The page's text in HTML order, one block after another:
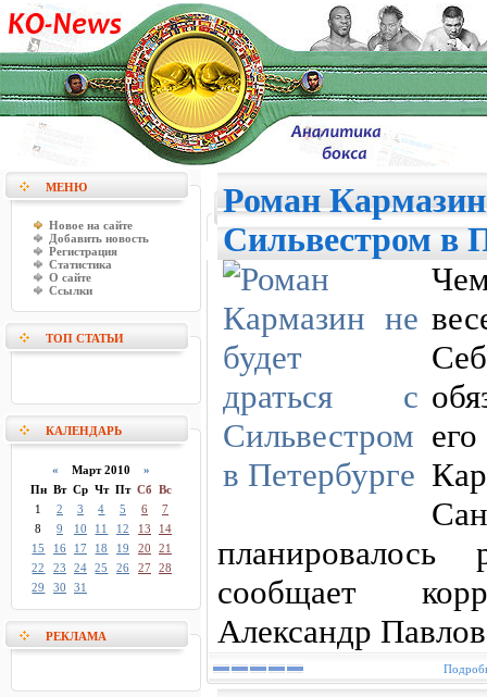
МЕНЮ
Новое на сайте
Добавить новость
Регистрация
Статистика
О сайте
Ссылки
ТОП СТАТЬИ
КАЛЕНДАРЬ
« Март 2010 »
Пн Вт Ср Чт Пт Сб Вс
1
2 3 4 5 6
7
8
9 10 11 12 13
14
15
16 17 18 19 20
21
22
23 24 25 26 27
28
29
30 31
РЕКЛАМА
Роман Кармазин
Сильвестром в
сообщает
Александр